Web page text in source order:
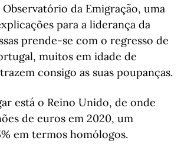
da Emigração, uma
para a liderança da
prende-se com o regresso de
muitos em idade de
consigo as suas poupanças.
está o Reino Unido, de onde
de euros em 2020, um
em termos homólogos.